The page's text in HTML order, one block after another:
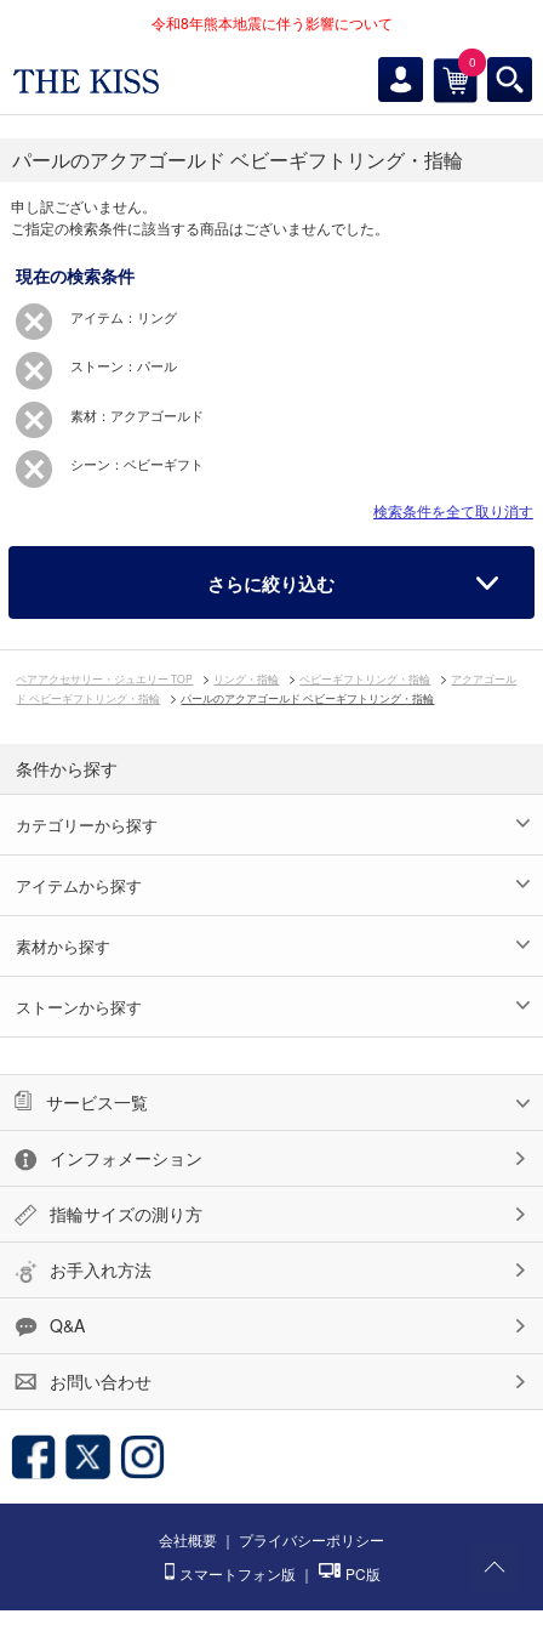
令和8年熊本地震に伴う影響について
0
パールのアクアゴールド ベビーギフトリング・指輪
申し訳ございません。
ご指定の検索条件に該当する商品はございませんでした。
現在の検索条件
アイテム：リング
ストーン：パール
素材：アクアゴールド
シーン：ベビーギフト
検索条件を全て取り消す
さらに絞り込む
ペアアクセサリー・ジュエリー TOP リング・指輪 ベビーギフトリング・指輪
アクアゴール
ド ベビーギフトリング・指輪
パールのアクアゴールド ベビーギフトリング・指輪
条件から探す
カテゴリーから探す
アイテムから探す
素材から探す
ストーンから探す
サービス一覧
インフォメーション
指輪サイズの測り方
お手入れ方法
Q&A
お問い合わせ
会社概要 ｜ プライバシーポリシー
スマートフォン版 ｜ PC版